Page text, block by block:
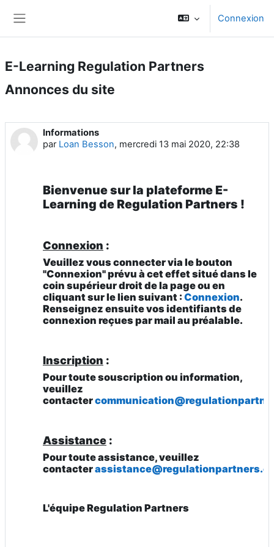
Connexion
E-Learning Regulation Partners
Annonces du site
Informations
par Loan Besson, mercredi 13 mai 2020, 22:38
Bienvenue sur la plateforme E-
Learning de Regulation Partners !
Connexion :
Veuillez vous connecter via le bouton
"Connexion" prévu à cet effet situé dans le
coin supérieur droit de la page ou en
cliquant sur le lien suivant : Connexion.
Renseignez ensuite vos identifiants de
connexion reçues par mail au préalable.
Inscription :
Pour toutesouscription ou information,
veuillez
contacter
Assistance :
Pour touteassistance, veuillez
contacter
L'équipe Regulation Partners